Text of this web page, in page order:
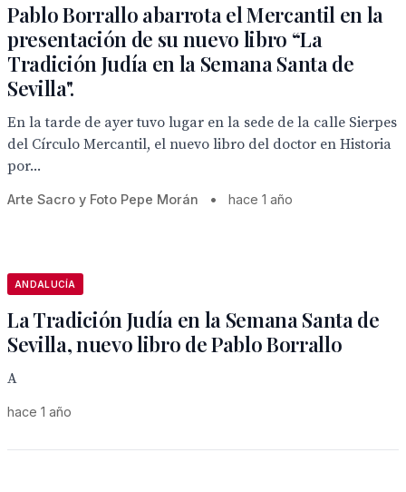
Pablo Borrallo abarrota el Mercantil en la
presentación de su nuevo libro “La
Tradición Judía en la Semana Santa de
Sevilla".
En la tarde de ayer tuvo lugar en la sede de la calle Sierpes
del Círculo Mercantil, el nuevo libro del doctor en Historia
por...
Arte Sacro y Foto Pepe Morán • hace 1 año
ANDALUCÍA
La Tradición Judía en la Semana Santa de
Sevilla, nuevo libro de Pablo Borrallo
A
hace 1 año